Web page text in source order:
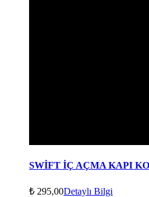
SWİFT İÇ AÇMA KAPI
₺ 295,00Detaylı Bilgi